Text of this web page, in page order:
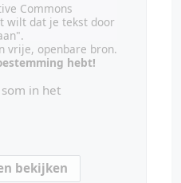
Commons
wilt dat je tekst door
vrije, openbare bron.
hebt!
in het